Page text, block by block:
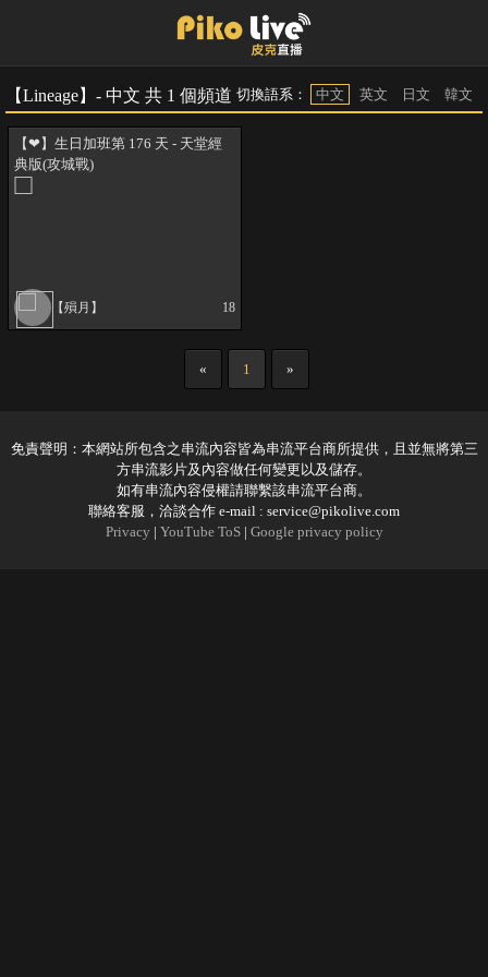
【Lineage】- 中文 共 1 個頻道 切換語系： 中文 英文 日文 韓文
【❤】生日加班第 176 天 - 天堂經
典版(攻城戰)
【殞月】 18
« 1 »
免責聲明：本網站所包含之串流內容皆為串流平台商所提供，且並無將第三
方串流影片及內容做任何變更以及儲存。
如有串流內容侵權請聯繫該串流平台商。
聯絡客服，洽談合作 e-mail : service@pikolive.com
Privacy | YouTube ToS| Google privacy policy